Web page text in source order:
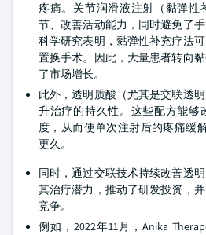
疼痛。关节润滑液注射（黏弹性
节、改善活动能力，同时避免了手
科学研究表明，黏弹性补充疗法
置换手术。因此，大量患者转向
了市场增长。
此外，透明质酸（尤其是交联透
升治疗的持久性。这些配方能够
度，从而使单次注射后的疼痛缓
更久。
同时，通过交联技术持续改善透
其治疗潜力，推动了研发投资，
竞争。
例如，2022年11月，Anika